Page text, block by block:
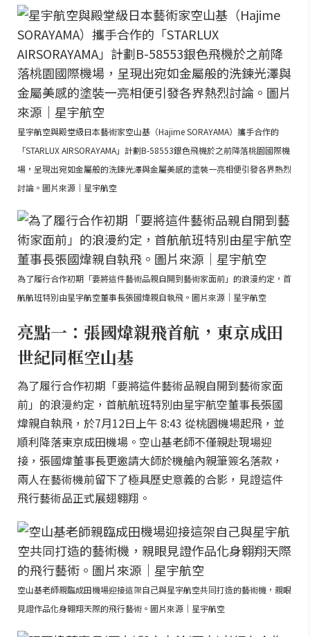
星宇航空與殿堂級日本藝術家空山基（Hajime SORAYAMA）攜手合作的
「STARLUX AIRSORAYAMA」計劃B-58553銀色飛機於之前降落桃園國際機
場，呈現出宛如金屬般的洗鍊光澤與金屬美感的塗裝一亮相便引發各界熱烈
討論。圖片來源｜星宇航空
為了履行合作初期「要將這件藝術品親自開到藝術家面前」的浪漫約定，首
航航班特別由星宇航空董事長張國煒親自執飛。圖片來源｜星宇航空
亮點一：張國煒親飛首航，東京成田
世紀同框空山基
為了履行合作初期「要將這件藝術品親自開到藝術家面
前」的浪漫約定，首航航班特別由星宇航空董事長張國
煒親自執飛，於7月12日上午 8:43 從桃園機場起飛，並
順利降落東京成田機場。空山基老師不僅親赴現場迎
接，張國煒董事長更邀請大師於機艙內親筆簽名落款，
兩人在藝術機前留下了極具歷史意義的合影，見證這件
飛行藝術品正式展翅翱翔。
空山基老師親臨成田機場迎接這架自己與星宇航空共同打造的藝術機，親眼
見證作品化身翱翔天際的飛行藝術。圖片來源｜星宇航空